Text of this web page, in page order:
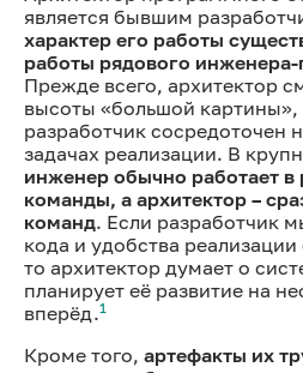
является бывшим
характер его работы
работы рядового
Прежде всего, архитектор
высоты «большой картины»,
разработчик сосредоточен
задачах реализации. В
инженер обычно работает в
команды, а архитектор –
команд. Если разработчик
кода и удобства
то архитектор думает о
планирует её развитие на
вперёд.1
Кроме того, артефакты их